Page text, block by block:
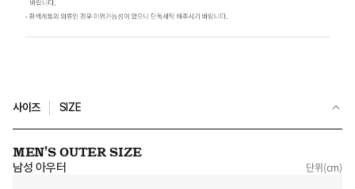
사이즈 SIZE
MEN’S OUTER SIZE
남성 아우터
단위(cm)